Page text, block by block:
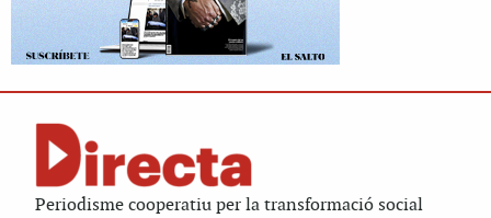
Periodisme cooperatiu per la transformació social